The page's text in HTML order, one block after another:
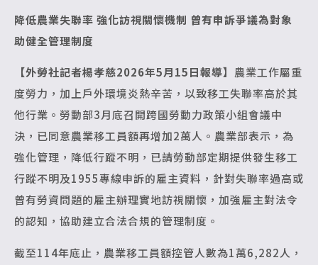
降低農業失聯率 強化訪視關懷機制 曾有申訴爭議為對象
助健全管理制度
【外勞社記者楊孝慈2026年5月15日報導】 農業工作屬重
度勞力，加上戶外環境炎熱辛苦，以致移工失聯率高於其
他行業。勞動部3月底召開跨國勞動力政策小組會議中
決，已同意農業移工員額再增加2萬人。農業部表示，為
強化管理，降低行蹤不明，已請勞動部定期提供發生移工
行蹤不明及1955專線申訴的雇主資料，針對失聯率過高或
曾有勞資問題的雇主辦理實地訪視關懷，加強雇主對法令
的認知，協助建立合法合規的管理制度。
截至114年底止，農業移工員額控管人數為1萬6,282人，